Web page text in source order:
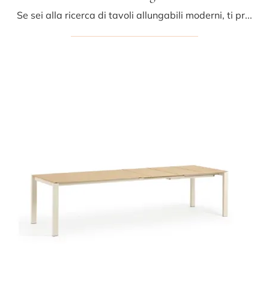
Se sei alla ricerca di tavoli allungabili moderni, ti presentiamo il modello da cucina in ceramica Blade Allungabile del marchio Midj.